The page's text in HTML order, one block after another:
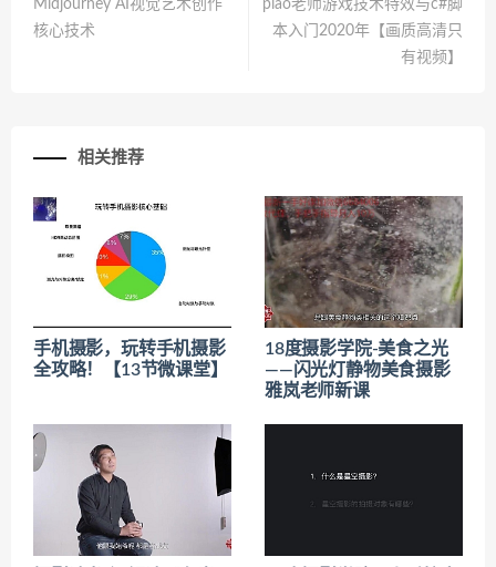
Midjourney AI视觉艺术创作
核心技术
piao老师游戏技术特效与c#脚
本入门2020年【画质高清只
有视频】
相关推荐
手机摄影，玩转手机摄影
全攻略！【13节微课堂】
18度摄影学院-美食之光
——闪光灯静物美食摄影
雅岚老师新课